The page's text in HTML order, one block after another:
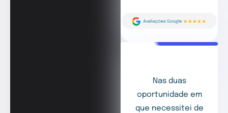
Nas duas
oportunidade em
que necessitei de